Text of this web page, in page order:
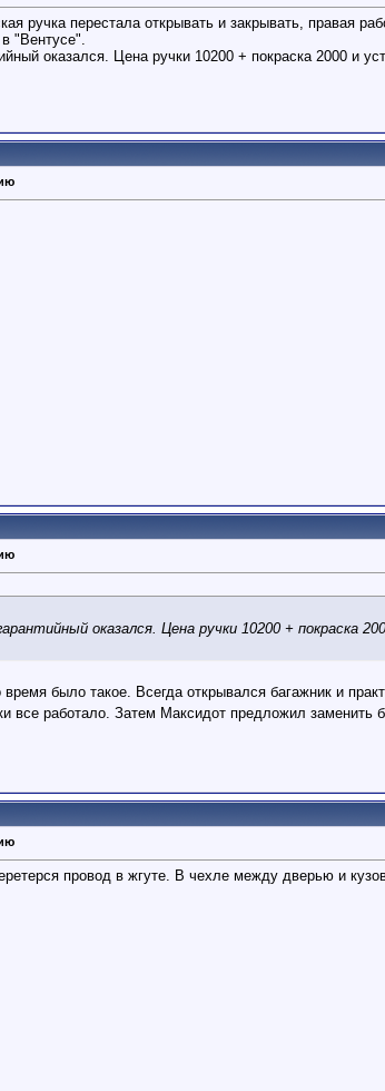
ручка перестала открывать и закрывать, правая
"Вентусе".
оказался. Цена ручки 10200 + покраска 2000 и
оказался. Цена ручки 10200 + покраска
было такое. Всегда открывался багажник и
все работало. Затем Максидот предложил заменить
провод в жгуте. В чехле между дверью и